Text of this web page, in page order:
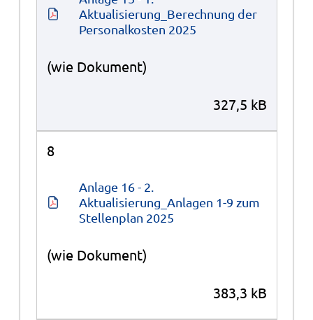
Aktualisierung_Berechnung der
Personalkosten 2025
(wie Dokument)
327,5 kB
8
Anlage 16 - 2.
Aktualisierung_Anlagen 1-9 zum
Stellenplan 2025
(wie Dokument)
383,3 kB